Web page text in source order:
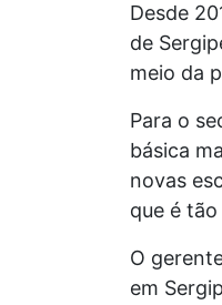
Desde
de
meio da
Para o
básica
novas
que é
O
em